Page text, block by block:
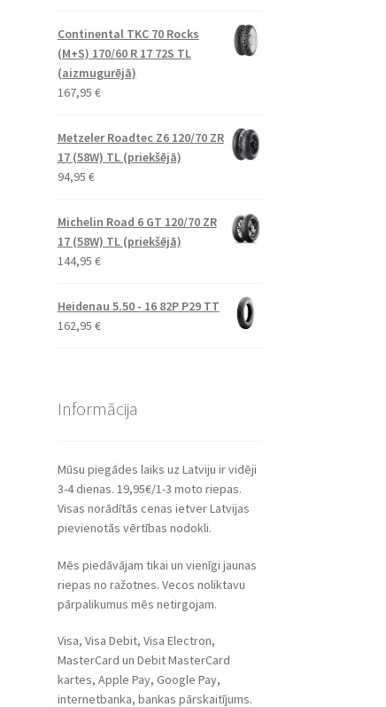
Continental TKC 70 Rocks
(M+S) 170/60 R 17 72S TL
(aizmugurējā)
167,95 €
Metzeler Roadtec Z6 120/70 ZR
17 (58W) TL (priekšējā)
94,95 €
Michelin Road 6 GT 120/70 ZR
17 (58W) TL (priekšējā)
144,95 €
Heidenau 5.50 - 16 82P P29 TT
162,95 €
Informācija
Mūsu piegādes laiks uz Latviju ir vidēji
3-4 dienas. 19,95€/1-3 moto riepas.
Visas norādītās cenas ietver Latvijas
pievienotās vērtības nodokli.
Mēs piedāvājam tikai un vienīgi jaunas
riepas no ražotnes. Vecos noliktavu
pārpalikumus mēs netirgojam.
Visa, Visa Debit, Visa Electron,
MasterCard un Debit MasterCard
kartes, Apple Pay, Google Pay,
internetbanka, bankas pārskaitījums.